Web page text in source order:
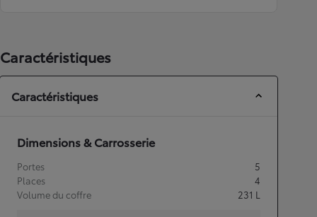
Caractéristiques
Caractéristiques
Dimensions & Carrosserie
Portes
5
Places
4
Volume du coffre
231 L